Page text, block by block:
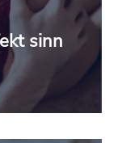
sinn